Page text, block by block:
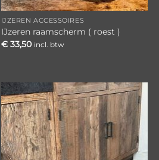
IJZEREN ACCESSOIRES
IJzeren raamscherm ( roest )
€33,50 incl. btw
Toevoegen
aan
verlanglijst